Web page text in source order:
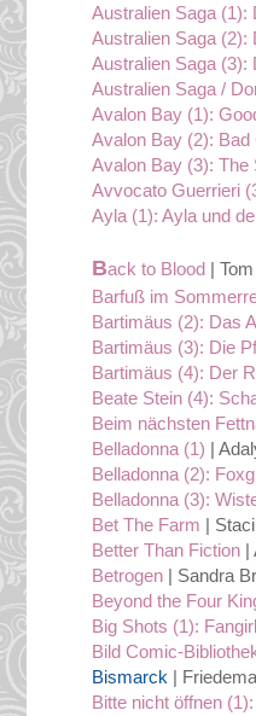
Australien Saga (1):
Australien Saga (2):
Australien Saga (3):
Australien Saga /
Avalon Bay (1):
Avalon Bay (2): Bad
Avalon Bay (3): The
Avvocato Guerrieri
Ayla (1): Ayla und
Back to Blood |
Barfuß im
Bartimäus (2): Das
Bartimäus (3): Die
Bartimäus (4): Der
Beate Stein (4):
Beim nächsten
Belladonna (1) |
Belladonna (2):
Belladonna (3):
Bet The Farm |
Better Than Fiction |
Betrogen | Sandra
Beyond the Four
Big Shots (1):
Bild Comic-
Bismarck |
Bitte nicht öffnen